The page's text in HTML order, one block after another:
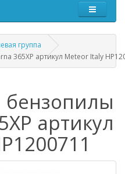
группа
365XP артикул Meteor Italy
артикул